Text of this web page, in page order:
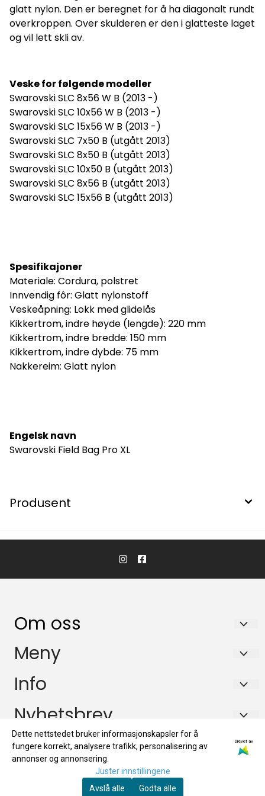
glatt nylon. Den er beregnet for å ha diagonalt rundt
overkroppen. Over skulderen er den i glatteste laget
og vil lett skli av.
Veske for følgende modeller
Swarovski SLC 8x56 W B (2013 -)
Swarovski SLC 10x56 W B (2013 -)
Swarovski SLC 15x56 W B (2013 -)
Swarovski SLC 7x50 B (utgått 2013)
Swarovski SLC 8x50 B (utgått 2013)
Swarovski SLC 10x50 B (utgått 2013)
Swarovski SLC 8x56 B (utgått 2013)
Swarovski SLC 15x56 B (utgått 2013)
Spesifikajoner
Materiale: Cordura, polstret
Innvendig fôr: Glatt nylonstoff
Veskeåpning: Lokk med glidelås
Kikkertrom, indre høyde (lengde): 220 mm
Kikkertrom, indre bredde: 150 mm
Kikkertrom, indre dybde: 75 mm
Nakkereim: Glatt nylon
Engelsk navn
Swarovski Field Bag Pro XL
Produsent
Om oss
KikkertSpesialisten AS
Ingvald Ystgaards veg 15
7047 Trondheim
Org. nr. 971146761
Tlf:72884800
mail@kikkertspesialisten.no
Meny
Salgsbetingelser
Miljøprofil
Info
Salgsbetingelser
Personvern
Miljøprofil
Nyhetsbrev
Registrer deg for å motta nyheter og tilbud!
E-post
Dette nettstedet bruker informasjonskapsler for å
fungere korrekt, analysere trafikk, personalisering av
annonser og annonsering.
Drevet av
Juster innstillingene
Avslå alle
Godta alle